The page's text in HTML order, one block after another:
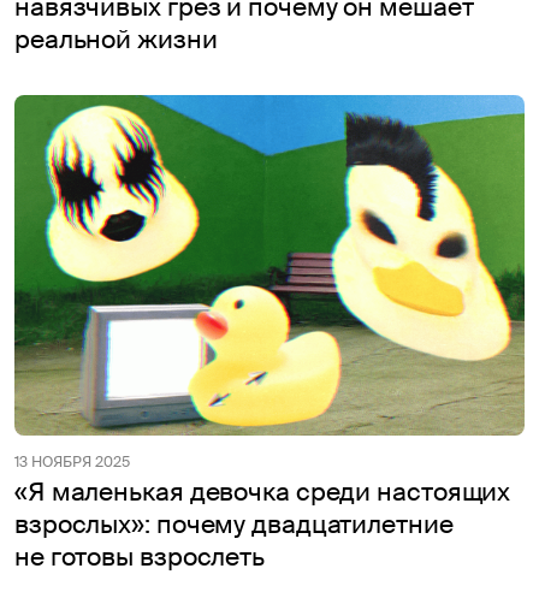
навязчивых грез и почему он мешает
реальной жизни
13 НОЯБРЯ 2025
«Я маленькая девочка среди настоящих
взрослых»: почему двадцатилетние
не готовы взрослеть